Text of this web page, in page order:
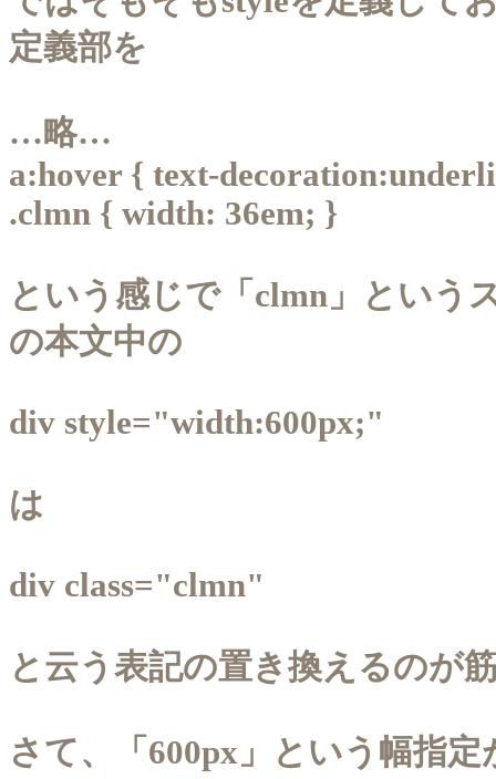
定義部を
…略…
a:hover { text-
.clmn { width: 36em; }
という感じで「clmn」という
の本文中の
div style="width:600px;"
は
div class="clmn"
と云う表記の置き換えるのが
さて、「600px」という幅指